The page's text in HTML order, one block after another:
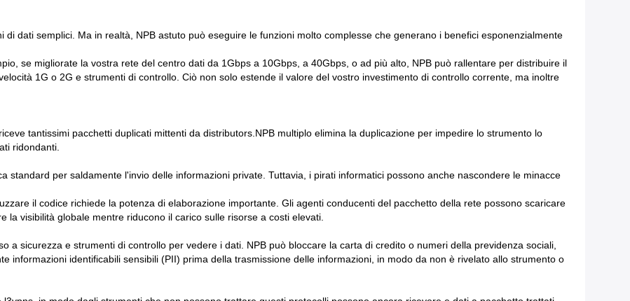
dati semplici. Ma in realtà, NPB astuto può eseguire le funzioni molto complesse che generano i benefici esponenzialmente
se migliorate la vostra rete del centro dati da 1Gbps a 10Gbps, a 40Gbps, o ad più alto, NPB può rallentare per distribuire il
1G o 2G e strumenti di controllo. Ciò non solo estende il valore del vostro investimento di controllo corrente, ma inoltre
tantissimi pacchetti duplicati mittenti da distributors.NPB multiplo elimina la duplicazione per impedire lo strumento lo
ridondanti.
standard per saldamente l'invio delle informazioni private. Tuttavia, i pirati informatici possono anche nascondere le minacce
il codice richiede la potenza di elaborazione importante. Gli agenti conducenti del pacchetto della rete possono scaricare
la visibilità globale mentre riducono il carico sulle risorse a costi elevati.
a sicurezza e strumenti di controllo per vedere i dati. NPB può bloccare la carta di credito o numeri della previdenza sociali,
informazioni identificabili sensibili (PII) prima della trasmissione delle informazioni, in modo da non è rivelato allo strumento o